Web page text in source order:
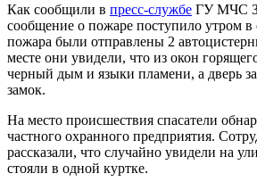
Как сообщили в пресс-службе ГУ МЧС
сообщение о пожаре поступило утром в
пожара были отправлены 2
месте они увидели, что из окон
черный дым и языки пламени, а дверь
замок.
На место происшествия спасатели
частного охранного предприятия.
рассказали, что случайно увидели на
стояли в одной куртке.